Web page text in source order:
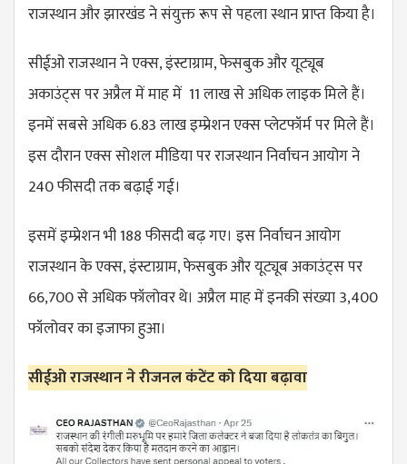
राजस्थान और झारखंड ने संयुक्त रूप से पहला स्थान प्राप्त किया है।
सीईओ राजस्थान ने एक्स, इंस्टाग्राम, फेसबुक और यूट्यूब
अकाउंट्स पर अप्रैल में माह में 11 लाख से अधिक लाइक मिले हैं।
इनमें सबसे अधिक 6.83 लाख इम्प्रेशन एक्स प्लेटफॉर्म पर मिले हैं।
इस दौरान एक्स सोशल मीडिया पर राजस्थान निर्वाचन आयोग ने
240 फीसदी तक बढ़ाई गई।
इसमें इम्प्रेशन भी 188 फीसदी बढ़ गए। इस निर्वाचन आयोग
राजस्थान के एक्स, इंस्टाग्राम, फेसबुक और यूट्यूब अकाउंट्स पर
66,700 से अधिक फॉलोवर थे। अप्रैल माह में इनकी संख्या 3,400
फॉलोवर का इजाफा हुआ।
सीईओ राजस्थान ने रीजनल कंटेंट को दिया बढ़ावा